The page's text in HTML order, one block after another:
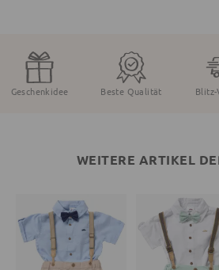
Geschenkidee Beste Qualität Blitz-
WEITERE ARTIKEL